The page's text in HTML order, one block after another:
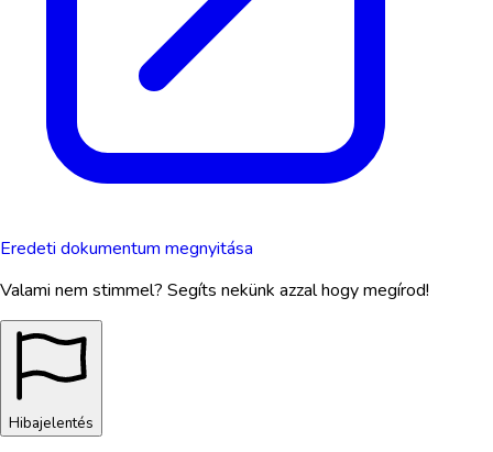
Eredeti dokumentum megnyitása
Valami nem stimmel? Segíts nekünk azzal hogy megírod!
Hibajelentés